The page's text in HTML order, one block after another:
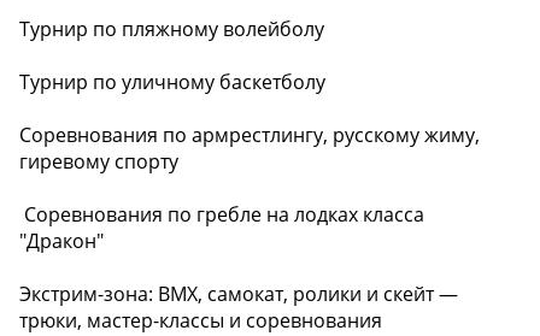
Турнир по пляжному волейболу
Турнир по уличному баскетболу
Соревнования по армрестлингу, русскому жиму,
гиревому спорту
‍ Соревнования по гребле на лодках класса
"Дракон"
‍Экстрим-зона: BMX, самокат, ролики и скейт —
трюки, мастер-классы и соревнования